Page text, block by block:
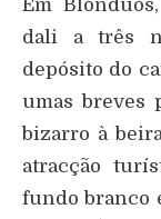
Em
dali a três
depósito do
umas breves
bizarro à
atracção
fundo branco